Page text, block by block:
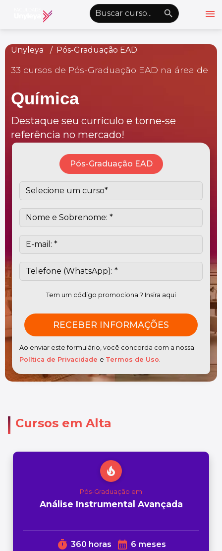
menu
Graduação EAD
Pós-Graduação EAD
Atualização Profissional
Conheça a Unyleyakeyboard_arrow_down
Alianças Acadêmicas
Convênios
keyboard_arrow_down
UnyVantagens
person Área do Aluno schoolQuero ser Aluno
Unyleya Pós-Graduação EAD
33 cursos de Pós-Graduação EAD na área de
Química
Destaque seu currículo e torne-se
referência no mercado!
Pós-Graduação EAD
Tem um código promocional? Insira aqui
Ao enviar este formulário, você concorda com a nossa
Política de Privacidade e Termos de Uso.
Cursos em Alta
local_fire_department
Pós-Graduação em
Análise Instrumental Avançada
timer 360 horas calendar_month 6 meses